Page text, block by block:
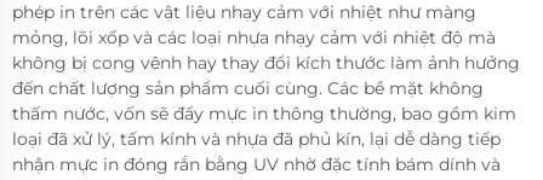
phép in trên các vật liệu nhạy cảm với nhiệt như màng
mỏng, lõi xốp và các loại nhựa nhạy cảm với nhiệt độ mà
không bị cong vênh hay thay đổi kích thước làm ảnh hưởng
đến chất lượng sản phẩm cuối cùng. Các bề mặt không
thấm nước, vốn sẽ đẩy mực in thông thường, bao gồm kim
loại đã xử lý, tấm kính và nhựa đã phủ kín, lại dễ dàng tiếp
nhận mực in đóng rắn bằng UV nhờ đặc tính bám dính và